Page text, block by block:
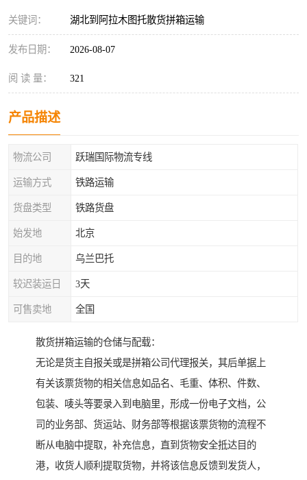
关键词： 湖北到阿拉木图托散货拼箱运输
发布日期： 2026-08-07
阅 读 量： 321
产品描述
物流公司 跃瑞国际物流专线
运输方式 铁路运输
货盘类型 铁路货盘
始发地 北京
目的地 乌兰巴托
较迟装运日 3天
可售卖地 全国
散货拼箱运输的仓储与配载：
无论是货主自报关或是拼箱公司代理报关，其后单据上
有关该票货物的相关信息如品名、毛重、体积、件数、
包装、唛头等要录入到电脑里，形成一份电子文档，公
司的业务部、货运站、财务部等根据该票货物的流程不
断从电脑中提取，补充信息，直到货物安全抵达目的
港，收货人顺利提取货物，并将该信息反馈到发货人，